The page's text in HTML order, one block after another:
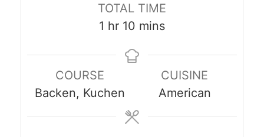
TOTAL TIME
1 hour
hr 10 minutes
mins
COURSE
Backen, Kuchen
CUISINE
American